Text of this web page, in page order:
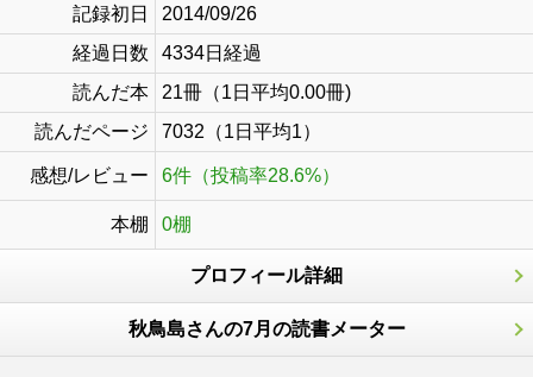
記録初日
2014/09/26
経過日数
4334日経過
読んだ本
21冊（1日平均0.00冊)
読んだページ
7032（1日平均1）
感想/レビュー 6件（投稿率28.6%）
本棚 0棚
プロフィール詳細
秋鳥島さんの7月の読書メーター